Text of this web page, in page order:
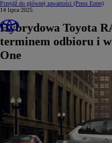
Przejdź do głównej zawartości (Press Enter)
14 lipca 2025
Hybrydowa Toyota
terminem odbioru i
One